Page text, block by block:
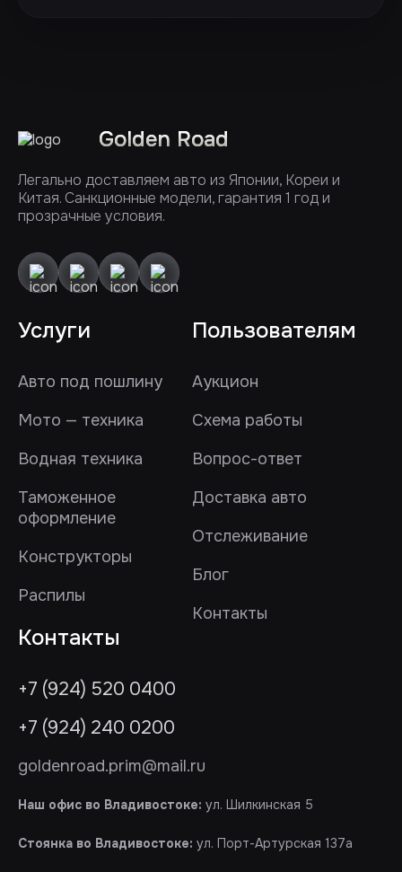
Golden Road
Легально доставляем авто из Японии, Кореи и
Китая. Санкционные модели, гарантия 1 год и
прозрачные условия.
Услуги
Авто под пошлину
Мото — техника
Водная техника
Таможенное
оформление
Конструкторы
Распилы
Пользователям
Аукцион
Схема работы
Вопрос-ответ
Доставка авто
Отслеживание
Блог
Контакты
Контакты
+7 (924) 520 0400
+7 (924) 240 0200
goldenroad.prim@mail.ru
Наш офис во Владивостоке: ул. Шилкинская 5
Стоянка во Владивостоке: ул. Порт-Артурская 137а